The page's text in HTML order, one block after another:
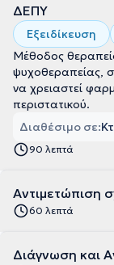
ΔΕΠΥ
Εξειδίκευση
Μέθοδος
ψυχοθεραπείας,
να χρειαστεί
περιστατικού.
Διαθέσιμο σε:
90 λεπτά
Αντιμετώπιση
60 λεπτά
Διάγνωση και